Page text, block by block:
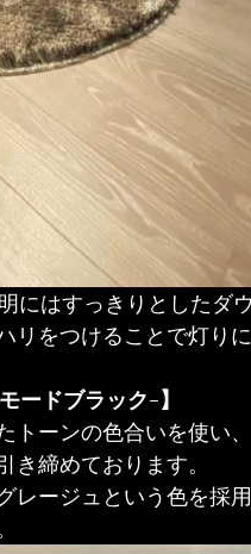
にはすっきりとしたダ
をつけることで灯りに
ードブラック-】
トーンの色合いを使い
締めております。
レージュという色を採